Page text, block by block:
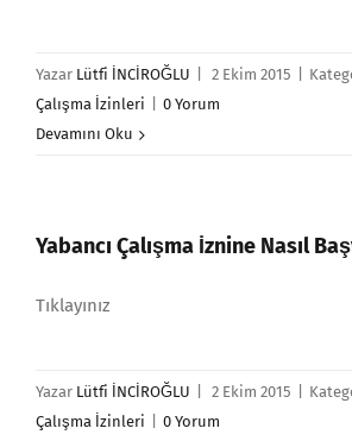
Yazar Lütfi İNCİROĞLU 2 Ekim 2015
Çalışma İzinleri
0 Yorum
Devamını Oku
Yabancı Çalışma İznine Nasıl
Tıklayınız
Yazar Lütfi İNCİROĞLU 2 Ekim 2015
Çalışma İzinleri
0 Yorum